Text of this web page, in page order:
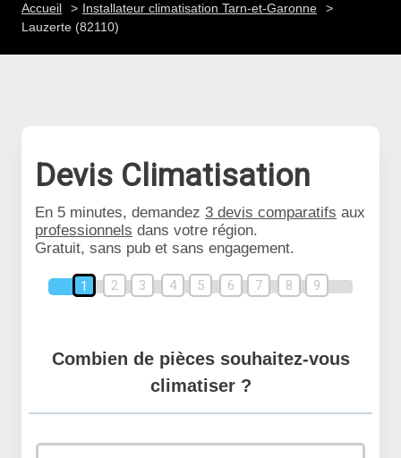
Accueil
Installateur climatisation Tarn-et-Garonne
Lauzerte (82110)
Devis Climatisation
En 5 minutes, demandez 3 devis comparatifs aux
professionnels dans votre région.
Gratuit, sans pub et sans engagement.
1 2 3 4 5 6 7 8 9
Combien de pièces souhaitez-vous
climatiser ?